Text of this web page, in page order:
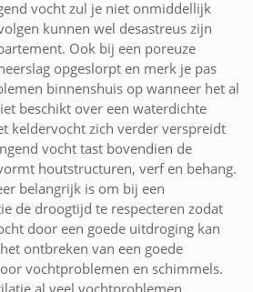
vocht zul je niet onmiddellijk
kunnen wel desastreus zijn
Ook bij een poreuze
opgeslorpt en merk je pas
binnenshuis op wanneer het al
beschikt over een waterdichte
keldervocht zich verder verspreidt
vocht tast bovendien de
houtstructuren, verf en behang.
belangrijk is om bij een
de droogtijd te respecteren zodat
door een goede uitdroging kan
ontbreken van een goede
vochtproblemen en schimmels.
al veel vochtproblemen